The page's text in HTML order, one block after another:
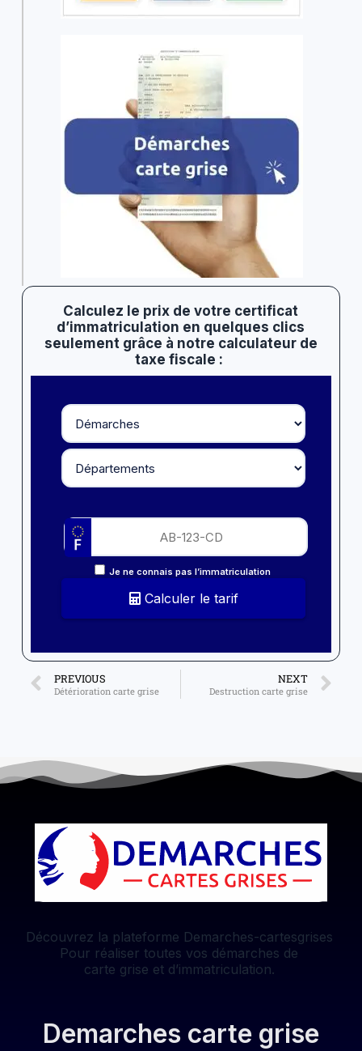
Calculez le prix de votre certificat
d’immatriculation en quelques clics
seulement grâce à notre calculateur de
taxe fiscale :
Je ne connais pas l’immatriculation
Calculer le tarif
PREVIOUS
Détérioration carte grise
NEXT
Destruction carte grise
Découvrez la plateforme Demarches-cartesgrises
Pour réaliser toutes vos démarches de
carte grise et d’immatriculation.
Demarches carte grise